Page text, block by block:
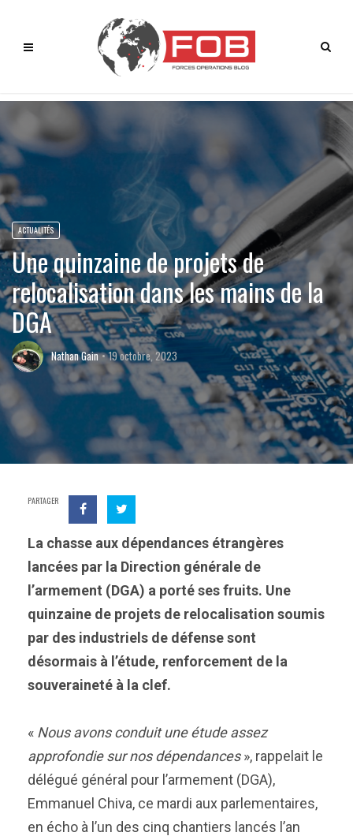
ACTUALITÉS
Une quinzaine de projets de
relocalisation dans les mains de la
DGA
Nathan Gain 19 octobre, 2023
PARTAGER
La chasse aux dépendances étrangères
lancées par la Direction générale de
l’armement (DGA) a porté ses fruits. Une
quinzaine de projets de relocalisation soumis
par des industriels de défense sont
désormais à l’étude, renforcement de la
souveraineté à la clef.
« Nous avons conduit une étude assez
approfondie sur nos dépendances», rappelait le
délégué général pour l’armement (DGA),
Emmanuel Chiva, ce mardi aux parlementaires,
en écho à l’un des cinq chantiers lancés l’an